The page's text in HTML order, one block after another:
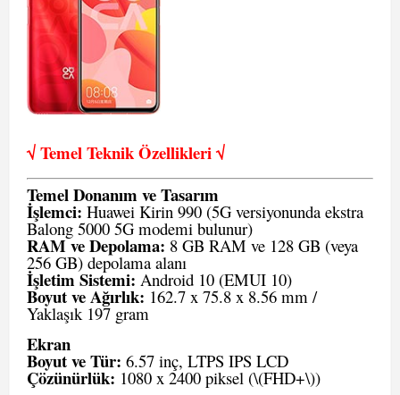
√ Temel Teknik Özellikleri √
Temel Donanım ve Tasarım
İşlemci: Huawei Kirin 990 (5G versiyonunda ekstra
Balong 5000 5G modemi bulunur)
RAM ve Depolama: 8 GB RAM ve 128 GB (veya
256 GB) depolama alanı
İşletim Sistemi: Android 10 (EMUI 10)
Boyut ve Ağırlık: 162.7 x 75.8 x 8.56 mm /
Yaklaşık 197 gram
Ekran
Boyut ve Tür: 6.57 inç, LTPS IPS LCD
Çözünürlük: 1080 x 2400 piksel (\(FHD+\))